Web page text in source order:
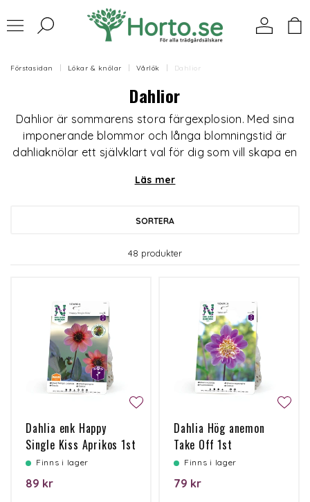
Förstasidan Lökar & knölar Vårlök Dahlior
Dahlior
Dahlior är sommarens stora färgexplosion. Med sina
imponerande blommor och långa blomningstid är
dahliaknölar ett självklart val för dig som vill skapa en
till första frosten.
Läs mer
SORTERA
48 produkter
Dahlia enk Happy
Single Kiss Aprikos 1st
Finns i lager
89 kr
Dahlia Hög anemon
Take Off 1st
Finns i lager
79 kr